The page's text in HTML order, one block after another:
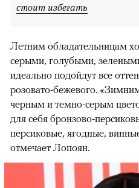
стоит избегать
Летним обладательницам
серыми, голубыми,
идеально подойдут все
розовато-бежевого.
черным и темно-серым
для себя бронзово-
персиковые, ягодные,
отмечает Лопоян.